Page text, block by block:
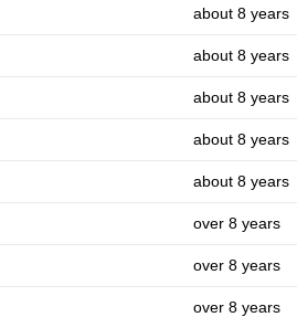
about 8 years
about 8 years
about 8 years
about 8 years
about 8 years
over 8 years
over 8 years
over 8 years